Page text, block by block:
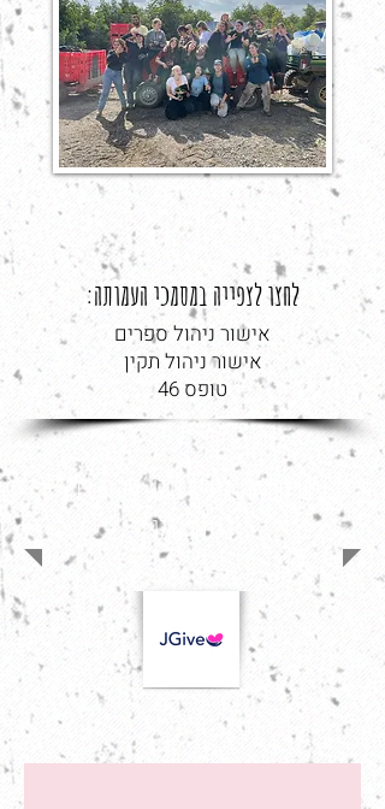
לחצו לצפייה במסמכי העמותה:
אישור ניהול ספרים
אישור ניהול תקין
טופס 46
ניתן לתרום בדרכים להלן, בתודה רבה,
מכינת צהלי